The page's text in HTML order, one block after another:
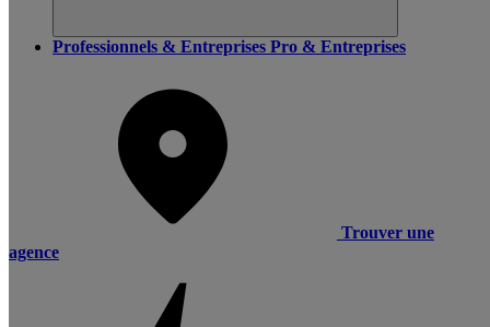
Professionnels & Entreprises Pro & Entreprises
Trouver une
agence